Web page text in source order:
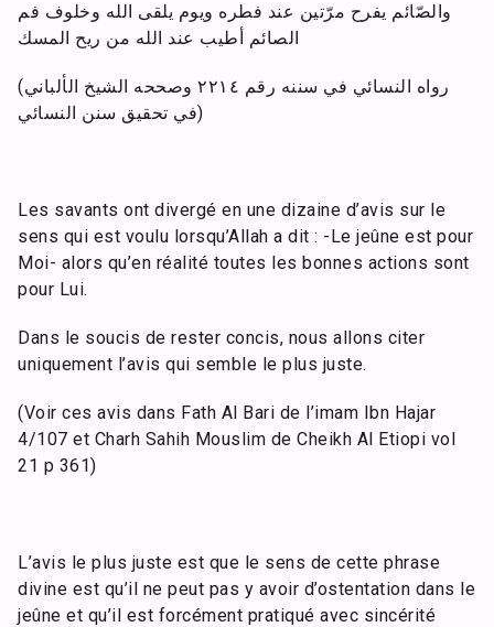
والصّائم يفرح مرّتين عند فطره ويوم يلقى الله وخلوف فم
الصائم أطيب عند الله من ريح المسك
(رواه النسائي في سننه رقم ٢٢١٤ وصححه الشيخ الألباني
في تحقيق سنن النسائي)
Les savants ont divergé en une dizaine d’avis sur le
sens qui est voulu lorsqu’Allah a dit : -Le jeûne est pour
Moi- alors qu’en réalité toutes les bonnes actions sont
pour Lui.
Dans le soucis de rester concis, nous allons citer
uniquement l’avis qui semble le plus juste.
(Voir ces avis dans Fath Al Bari de l’imam Ibn Hajar
4/107 et Charh Sahih Mouslim de Cheikh Al Etiopi vol
21 p 361)
L’avis le plus juste est que le sens de cette phrase
divine est qu’il ne peut pas y avoir d’ostentation dans le
jeûne et qu’il est forcément pratiqué avec sincérité